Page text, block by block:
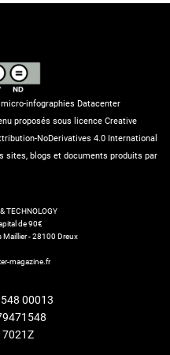
micro-infographies Datacenter
proposés sous licence Creative
NoDerivatives 4.0 International
sites, blogs et documents produits par
TECHNOLOGY
de 90€
Maillier - 28100 Dreux
magazine.fr
00013
7021Z